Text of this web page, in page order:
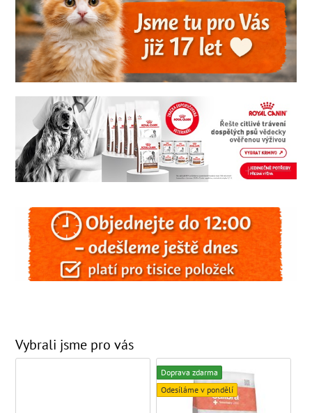
Vybrali jsme pro vás
Doprava zdarma
Odesíláme v pondělí